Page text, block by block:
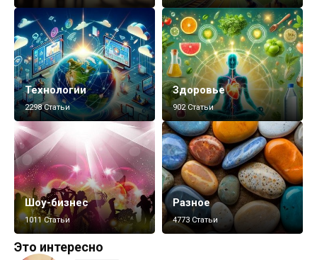
Технологии
2298 Статьи
Здоровье
902 Статьи
Шоу-бизнес
1011 Статьи
Разное
4773 Статьи
Это интересно